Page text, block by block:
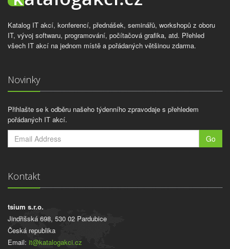
Katalog IT akcí, konferencí, přednášek, seminářů, workshopů z oboru
IT, vývoj softwaru, programování, počítačová grafika, atd. Přehled
všech IT akcí na jednom místě a pořádaných většinou zdarma.
Novinky
Přihlašte se k odběru našeho týdenního zpravodaje s přehledem
pořádaných IT akcí.
Go
Kontakt
tsium s.r.o.
Jindřišská 698, 530 02 Pardubice
Česká republika
Email: it@katalogakci.cz